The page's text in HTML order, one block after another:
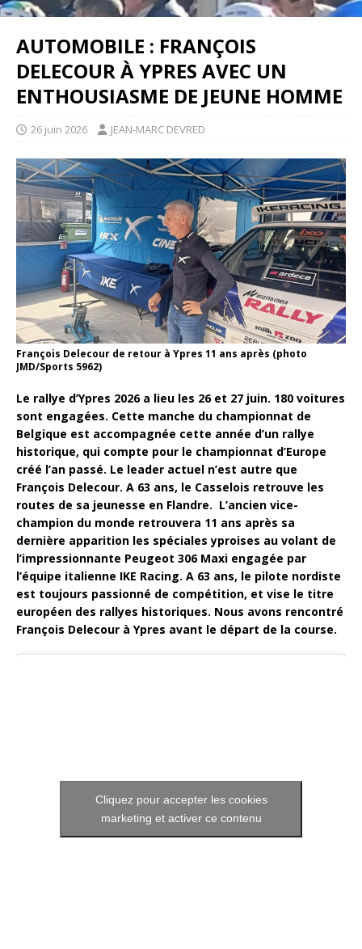
AUTOMOBILE : FRANÇOIS
DELECOUR À YPRES AVEC UN
ENTHOUSIASME DE JEUNE HOMME
26 juin 2026 JEAN-MARC DEVRED
François Delecour de retour à Ypres 11 ans après (photo
JMD/Sports 5962)
Le rallye d’Ypres 2026 a lieu les 26 et 27 juin. 180 voitures
sont engagées. Cette manche du championnat de
Belgique est accompagnée cette année d’un rallye
historique, qui compte pour le championnat d’Europe
créé l’an passé. Le leader actuel n’est autre que
François Delecour. A 63 ans, le Casselois retrouve les
routes de sa jeunesse en Flandre. L’ancien vice-
champion du monde retrouvera 11 ans après sa
dernière apparition les spéciales yproises au volant de
l’impressionnante Peugeot 306 Maxi engagée par
l’équipe italienne IKE Racing. A 63 ans, le pilote nordiste
est toujours passionné de compétition, et vise le titre
européen des rallyes historiques. Nous avons rencontré
François Delecour à Ypres avant le départ de la course.
Cliquez pour accepter les cookies
marketing et activer ce contenu